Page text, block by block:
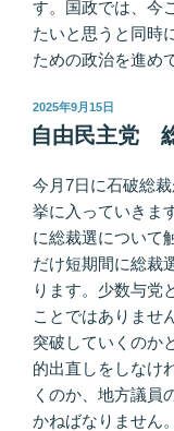
す。国政では、今
たいと思うと同時
ための政治を進め
投
稿
日:
2025年9月15日
自由民主党
今月7日に石破総
挙に入っていきま
に総裁選について
だけ短期間に総裁
ります。少数与党
ことではありませ
突破していくのか
的出直しをしなけ
くのか、地方議員
かねばなりません。